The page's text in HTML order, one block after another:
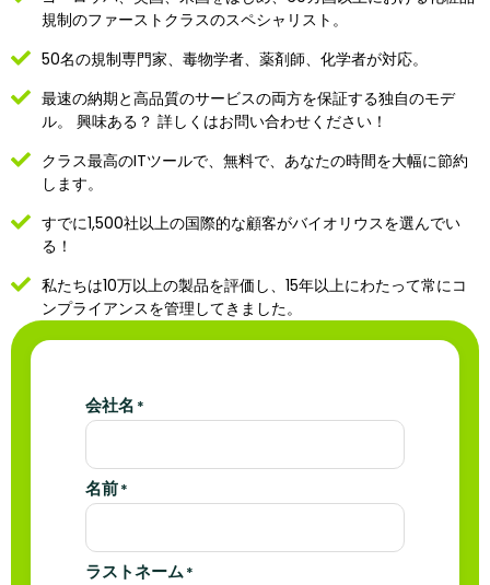
規制のファーストクラスのスペシャリスト。
50名の規制専門家、毒物学者、薬剤師、化学者が対応。
最速の納期と高品質のサービスの両方を保証する独自のモデ
ル。
興味ある？ 詳しくはお問い合わせください！
クラス最高のITツールで、無料で、あなたの時間を大幅に節約
します。
すでに1,500社以上の国際的な顧客がバイオリウスを選んでい
る！
私たちは10万以上の製品を評価し、15年以上にわたって常にコ
ンプライアンスを管理してきました。
会社名 *
名前*
ラストネーム*